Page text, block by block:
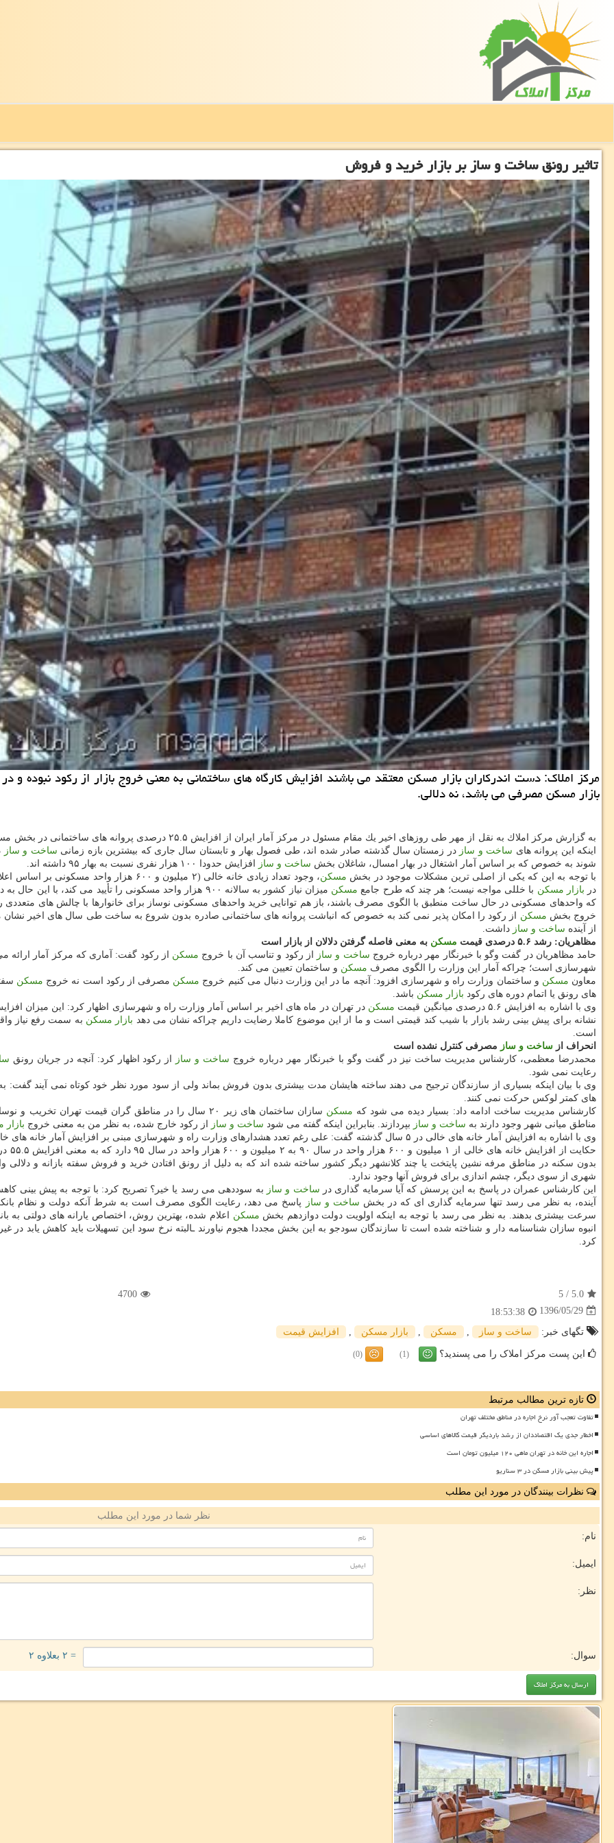
تاثیر رونق ساخت و ساز بر بازار خرید و فروش
مركز املاك: دست اندركاران بازار مسكن معتقد می باشند افزایش كارگاه های ساختمانی به معنی خروج بازار از ركود نبوده و
بازار مسكن مصرفی می باشد، نه دلالی.
اینكه این پروانه های ساخت و ساز در زمستان سال گذشته صادر شده اند، طی فصول بهار و تابستان سال جاری كه بیشترین بازه زمانی ساخت و ساز
شوند به خصوص كه بر اساس آمار اشتغال در بهار امسال، شاغلان بخش ساخت و ساز
افزایش حدودا ۱۰۰ هزار نفری نسبت به بهار ۹۵ داشته اند.
با توجه به این كه یكی از اصلی ترین مشكلات موجود در بخش مسكن، وجود تعداد زیادی خانه خالی (۲ میلیون و ۶۰۰ هزار واحد مسكونی بر اساس اعلام نتایج سرشماری نفوس و
در بازار مسكن با خللی مواجه نیست؛ هر چند كه طرح جامع مسكن
میزان نیاز كشور به سالانه ۹۰۰ هزار واحد مسكونی را تأیید
كه واحدهای مسكونی در حال ساخت منطبق با الگوی مصرف باشند، باز هم توانایی خرید واحدهای مسكونی نوساز برای خانوارها با چالش های
خروج بخش مسكن از ركود را امكان پذیر نمی كند به خصوص كه انباشت پروانه های ساختمانی صادره بدون شروع به ساخت طی سال های اخیر نشان
از آینده ساخت و ساز داشت.
مظاهریان: رشد ۵.۶ درصدی قیمت
مسكن به معنی فاصله گرفتن دلالان از بازار است
حامد مظاهریان در گفت وگو با خبرنگار مهر درباره خروج ساخت و ساز از ركود و تناسب آن با خروج مسكن از ركود گفت: آماری كه مركز آمار ارائه
شهرسازی است؛ چراكه آمار این وزارت را الگوی مصرف مسكن و ساختمان تعیین می كند.
معاون مسكن و ساختمان وزارت راه و شهرسازی افزود: آنچه ما در این وزارت دنبال می كنیم خروج مسكن مصرفی از ركود است نه خروج مسكن
های رونق یا اتمام دوره های ركود بازار مسكن باشد.
وی با اشاره به افزایش ۵.۶ درصدی میانگین قیمت
مسكن در تهران در ماه های اخیر بر اساس آمار وزارت راه و شهرسازی اظهار كرد: این میزان
نشانه برای پیش بینی رشد بازار با شیب كند قیمتی است و ما از این موضوع كاملا رضایت داریم چراكه نشان می دهد بازار مسكن به سمت رفع نیاز
است.
انحراف از ساخت و ساز مصرفی كنترل نشده است
محمدرضا معظمی، كارشناس مدیریت ساخت نیز در گفت وگو با خبرنگار مهر درباره خروج ساخت و ساز از ركود اظهار كرد: آنچه در جریان رونق
رعایت نمی شود.
وی با بیان اینكه بسیاری از سازندگان ترجیح می دهند ساخته هایشان مدت بیشتری بدون فروش بماند ولی از سود مورد نظر خود كوتاه نمی آیند
های كمتر لوكس حركت نمی كنند.
كارشناس مدیریت ساخت ادامه داد: بسیار دیده می شود كه مسكن
سازان ساختمان های زیر ۲۰ سال را در مناطق گران قیمت
مناطق میانی شهر وجود دارند به ساخت و ساز بپردازند. بنابراین اینكه گفته می شود ساخت و ساز از ركود خارج شده، به نظر من به معنی خروج
وی با اشاره به افزایش آمار خانه های خالی در ۵ سال گذشته گفت: علی رغم تعدد هشدارهای وزارت راه و شهرسازی مبنی بر افزایش آمار خانه های خالی كشور، با این حال آمار مركز آمار كشور از سرشماری نفوس و
بدون سكنه در مناطق مرفه نشین پایتخت یا چند كلانشهر دیگر كشور ساخته شده اند كه به دلیل از رونق افتادن خرید و فروش سفته بازانه و
شهری از سوی دیگر، چشم اندازی برای فروش آنها وجود ندارد.
این كارشناس عمران در پاسخ به این پرسش كه آیا سرمایه گذاری در ساخت و ساز به سوددهی می رسد یا خیر؟ تصریح كرد: با توجه به پیش بینی
آینده، به نظر می رسد تنها سرمایه گذاری ای كه در بخش ساخت و ساز
پاسخ می دهد، رعایت الگوی مصرف است به شرط آنكه دولت و نظام
سرعت بیشتری بدهند. به نظر می رسد با توجه به اینكه اولویت دولت دوازدهم بخش مسكن اعلام شده، بهترین روش، اختصاص یارانه های دولتی
انبوه سازان شناسنامه دار و شناخته شده است تا سازندگان سودجو به این بخش مجددا هجوم نیاورند ـالبته نرخ سود این تسهیلات باید كاهش یابد
كرد.
5.0
/
5
4700
1396/05/29
18:53:38
تگهای خبر:
ساخت و ساز مسكن بازار مسكن افزایش قیمت
این پست مرکز املاک را می پسندید؟ (1)
(0)
تازه ترین مطالب مرتبط
تفاوت تعجب آور نرخ اجاره در مناطق مختلف تهران
اخطار جدی یک اقتصاددان از رشد باردیگر قیمت کالاهای اساسی
اجاره این خانه در تهران ماهی ۱۲۰ میلیون تومان است
پیش بینی بازار مسکن در ۳ سناریو
نظرات بینندگان در مورد این مطلب
نظر شما در مورد این مطلب
نام:
ایمیل:
نظر:
سوال: = ۲ بعلاوه ۲